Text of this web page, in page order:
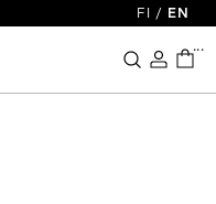
FI / EN
...